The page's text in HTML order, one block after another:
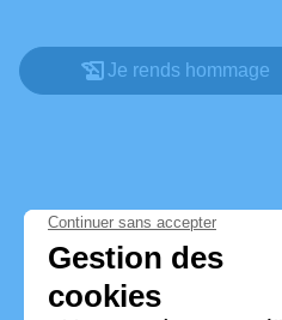
Je rends hommage